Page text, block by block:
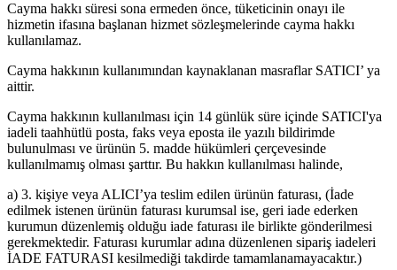
Cayma hakkı süresi sona ermeden önce, tüketicinin onayı ile
hizmetin ifasına başlanan hizmet sözleşmelerinde cayma hakkı
kullanılamaz.
Cayma hakkının kullanımından kaynaklanan masraflar SATICI’ ya
aittir.
Cayma hakkının kullanılması için 14 günlük süre içinde SATICI'ya
iadeli taahhütlü posta, faks veya eposta ile yazılı bildirimde
bulunulması ve ürünün 5. madde hükümleri çerçevesinde
kullanılmamış olması şarttır. Bu hakkın kullanılması halinde,
a) 3. kişiye veya ALICI’ya teslim edilen ürünün faturası, (İade
edilmek istenen ürünün faturası kurumsal ise, geri iade ederken
kurumun düzenlemiş olduğu iade faturası ile birlikte gönderilmesi
gerekmektedir. Faturası kurumlar adına düzenlenen sipariş iadeleri
İADE FATURASI kesilmediği takdirde tamamlanamayacaktır.)